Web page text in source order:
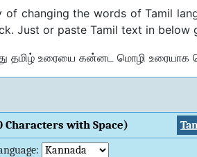
changing the words of Tamil
Just or paste Tamil text in
தமிழ் உரையை கன்னட மொழி உரையாக
Characters with Space)